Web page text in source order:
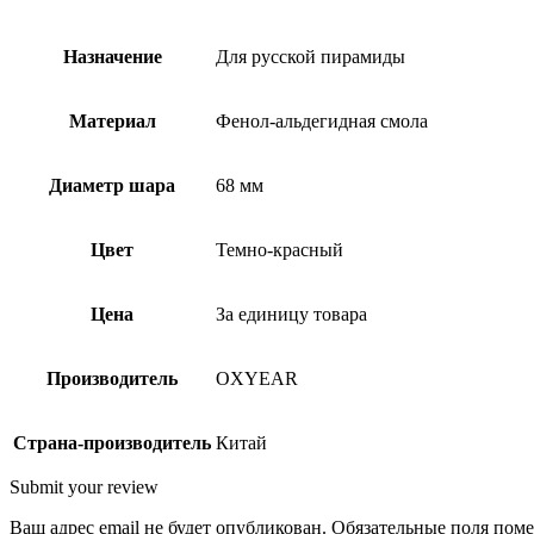
Назначение Для русской пирамиды
Материал Фенол-альдегидная смола
Диаметр шара 68 мм
Цвет Темно-красный
Цена За единицу товара
Производитель OXYEAR
Страна-производитель Китай
Submit your review
Ваш адрес email не будет опубликован. Обязательные поля